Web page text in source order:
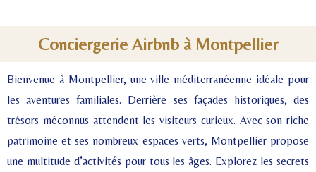
Conciergerie Airbnb à Montpellier
Bienvenue à Montpellier, une ville méditerranéenne idéale pour
les aventures familiales. Derrière ses façades historiques, des
trésors méconnus attendent les visiteurs curieux. Avec son riche
patrimoine et ses nombreux espaces verts, Montpellier propose
une multitude d’activités pour tous les âges. Explorez les secrets